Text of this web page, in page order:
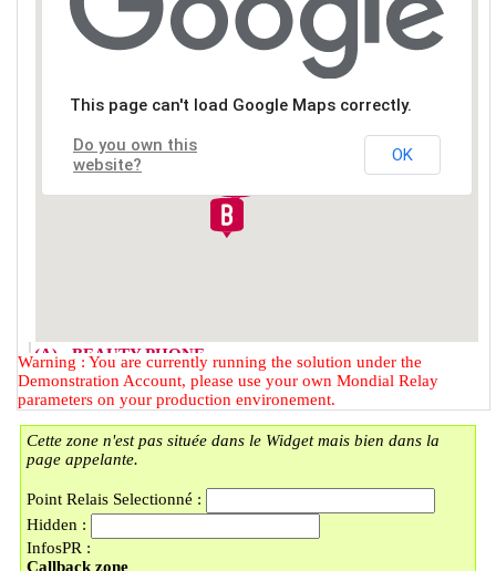
This page can't load Google Maps correctly.
Do you own this
website?
OK
(A) - BEAUTY PHONE
2 RUE DU FAUBOURG DES
POSTES
59000 - LILLE
(B) - LOCKER BMOBILE
57 RUE DU FAUBOURG DES
59000 - LILLE
(C) - LOCKER LAVOMATIC
PLACE DOREZ/LI
Warning : You are currently running the solution under the
Demonstration Account, please use your own Mondial Relay
parameters on your production environement.
Cette zone n'est pas située dans le Widget mais bien dans la
page appelante.
Point Relais Selectionné :
Hidden :
InfosPR :
Callback zone